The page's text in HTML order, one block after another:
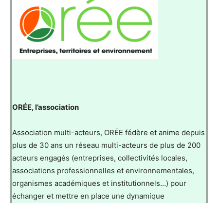
ORÉE, l’association
Association multi-acteurs, ORÉE fédère et anime depuis
plus de 30 ans un réseau multi-acteurs de plus de 200
acteurs engagés (entreprises, collectivités locales,
associations professionnelles et environnementales,
organismes académiques et institutionnels…) pour
échanger et mettre en place une dynamique